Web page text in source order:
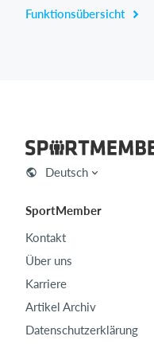
Funktionsübersicht
Deutsch
SportMember
Kontakt
Über uns
Karriere
Artikel Archiv
Datenschutzerklärung